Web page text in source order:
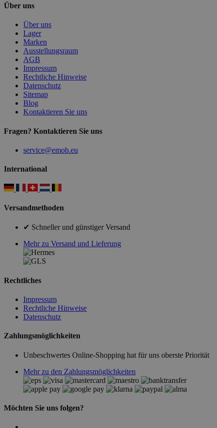
Über uns
Über uns
Lager
Marken
Ausstellungsraum
AGB
Impressum
Rechtliche Hinweise
Datenschutz
Sitemap
Blog
Kontaktieren Sie uns
Fragen? Kontaktieren Sie uns
service@emob.eu
International
Versandmethoden
✔ Schneller und günstiger Versand
Mehr zu Versand und Lieferung
Rechtliches
Impressum
Rechtliche Hinweise
Datenschutz
Zahlungsmöglichkeiten
Unbeschwertes Online-Shopping hat für uns oberste Priorität
Mehr zu den Zahlungsmöglichkeiten
Möchten Sie uns folgen?